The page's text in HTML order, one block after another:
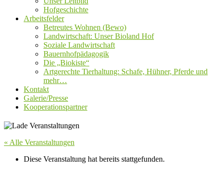
Hofgeschichte
Arbeitsfelder
Betreutes Wohnen (Bewo)
Landwirtschaft: Unser Bioland Hof
Soziale Landwirtschaft
Bauernhofpädagogik
Die „Biokiste“
Artgerechte Tierhaltung: Schafe, Hühner, Pferde und
mehr…
Kontakt
Galerie/Presse
Kooperationspartner
« Alle Veranstaltungen
Diese Veranstaltung hat bereits stattgefunden.